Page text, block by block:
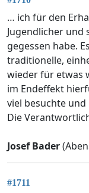
… ich für den
Jugendlicher und
gegessen habe.
traditionelle,
wieder für etwas
im Endeffekt
viel besuchte
Die
Josef Bader
#1711